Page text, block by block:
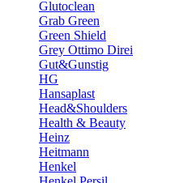
Glutoclean
Grab Green
Green Shield
Grey Ottimo Direi
Gut&Gunstig
HG
Hansaplast
Head&Shoulders
Health & Beauty
Heinz
Heitmann
Henkel